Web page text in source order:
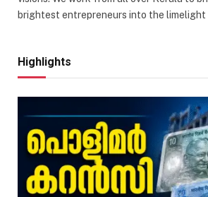
brightest entrepreneurs into the limelight
Highlights